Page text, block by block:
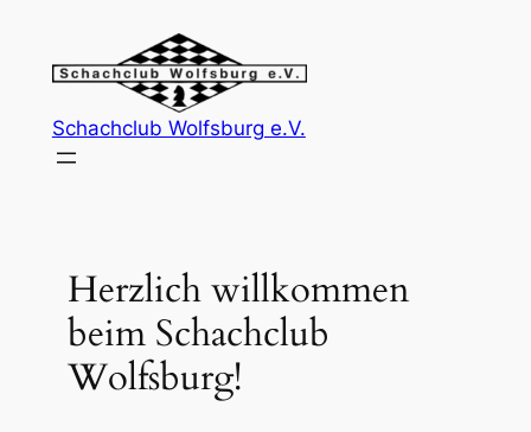
content
Schachclub Wolfsburg e.V.
Herzlich willkommen
beim Schachclub
Wolfsburg!